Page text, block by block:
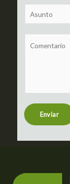
a
u
b
t
r
Enviar